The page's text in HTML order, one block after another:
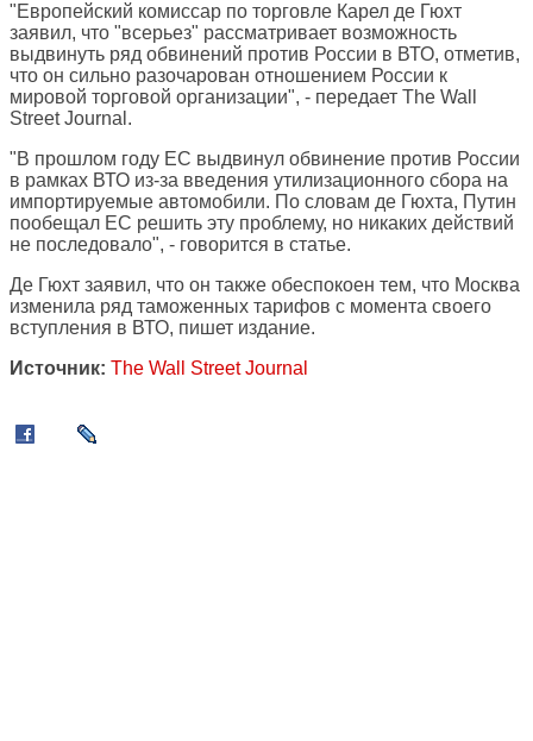
"Европейский комиссар по торговле Карел де Гюхт
заявил, что "всерьез" рассматривает возможность
выдвинуть ряд обвинений против России в ВТО, отметив,
что он сильно разочарован отношением России к
мировой торговой организации", - передает The Wall
Street Journal .
"В прошлом году ЕС выдвинул обвинение против России
в рамках ВТО из-за введения утилизационного сбора на
импортируемые автомобили. По словам де Гюхта, Путин
пообещал ЕС решить эту проблему, но никаких действий
не последовало", - говорится в статье.
Де Гюхт заявил, что он также обеспокоен тем, что Москва
изменила ряд таможенных тарифов с момента своего
вступления в ВТО, пишет издание.
Источник: The Wall Street Journal